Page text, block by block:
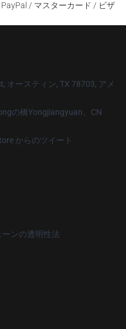
PayPal / マスターカード / ビザ
オースティン, TX 78703, アメ
の橋Yongjiangyuan、CN
からのツイート
ーンの透明性法